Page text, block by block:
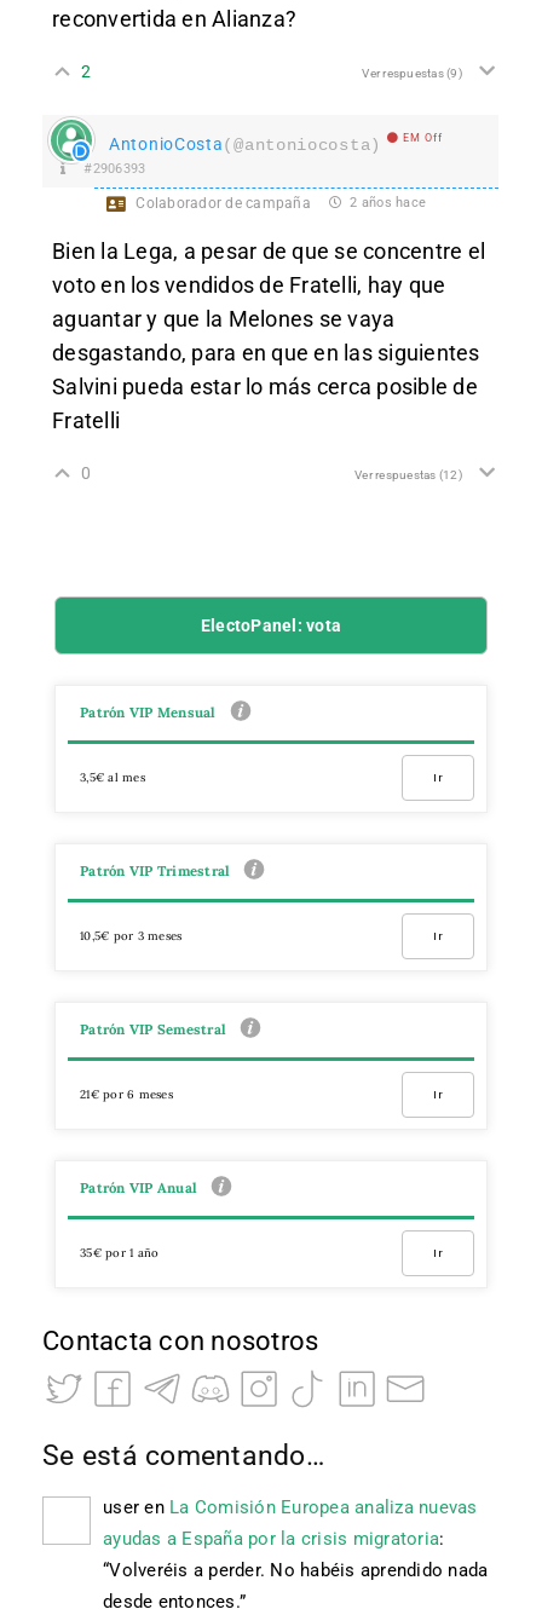
reconvertida en Alianza?
2 Ver respuestas(9)
AntonioCosta(@antoniocosta) EM Off
#2906393
Colaborador de campaña 2 años hace
Bien la Lega, a pesar de que se concentre el
voto en los vendidos de Fratelli, hay que
aguantar y que la Melones se vaya
desgastando, para en que en las siguientes
Salvini pueda estar lo más cerca posible de
Fratelli
0 Ver respuestas (12)
ElectoPanel: vota
Patrón VIP Mensual
3,5€ al mes Ir
Patrón VIP Trimestral
10,5€ por 3 meses Ir
Patrón VIP Semestral
21€ por 6 meses Ir
Patrón VIP Anual
35€ por 1 año Ir
Contacta con nosotros
Se está comentando…
user en La Comisión Europea analiza nuevas
ayudas a España por la crisis migratoria:
“Volveréis a perder. No habéis aprendido nada
desde entonces.”